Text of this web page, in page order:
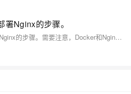
Nginx的步骤。
以上就是在Docker环境下部署Nginx的步骤。需要注意，Docker和Nginix都有很多高级用法和细节需要掌握，以上只是一个基础入门级别的教程。如果你想要更深入地学习和使用它们，请参考官方文档或者其他专业书籍。